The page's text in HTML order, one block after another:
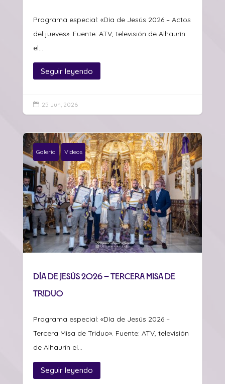
Programa especial: «Día de Jesús 2026 – Actos
del jueves». Fuente: ATV, televisión de Alhaurín
el...
Seguir leyendo
 25 Jun, 2026
Galería Videos
Día de Jesús 2026 – Tercera Misa de
Triduo
Programa especial: «Día de Jesús 2026 –
Tercera Misa de Triduo». Fuente: ATV, televisión
de Alhaurín el...
Seguir leyendo